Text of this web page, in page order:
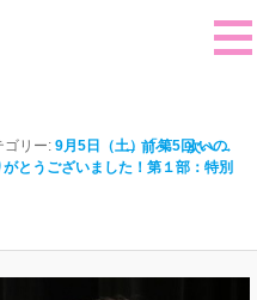
画像ナビゲー
ション
← 前へ 次へ →
ゴリー: 9月5日（土）「第5回 いの
とうございました！第１部：特別